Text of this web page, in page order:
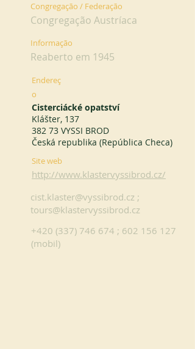
Congregação / Federação
Congregação Austríaca
Informação
Reaberto em 1945
Endereç
o
Cisterciácké opatství
Klášter, 137
382 73 VYSSI BROD
Česká republika (República Checa)
Site web
http://www.klastervyssibrod.cz/
cist.klaster@vyssibrod.cz ;
tours@klastervyssibrod.cz
+420 (337) 746 674 ; 602 156 127
(mobil)